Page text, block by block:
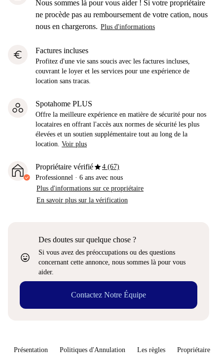
Nous sommes là pour vous aider ! Si votre propriétaire
ne procède pas au remboursement de votre cation, nous
nous en chargerons. Plus d'informations
euro Factures incluses
Profitez d'une vie sans soucis avec les factures incluses,
couvrant le loyer et les services pour une expérience de
location sans tracas.
Spotahome PLUS
Offre la meilleure expérience en matière de sécurité pour nos
locataires en offrant l'accès aux normes de sécurité les plus
élevées et un soutien supplémentaire tout au long de la
location. Voir plus
Propriétaire vérifiéstar4 (67)
Professionnel · 6 ans avec nous
Plus d'informations sur ce propriétaire
En savoir plus sur la vérification
sentiment_very_satisfied
Des doutes sur quelque chose ?
Si vous avez des préoccupations ou des questions
concernant cette annonce, nous sommes là pour vous
aider.
Contactez Notre Équipe
Présentation Politiques d'Annulation Les règles Propriétaire